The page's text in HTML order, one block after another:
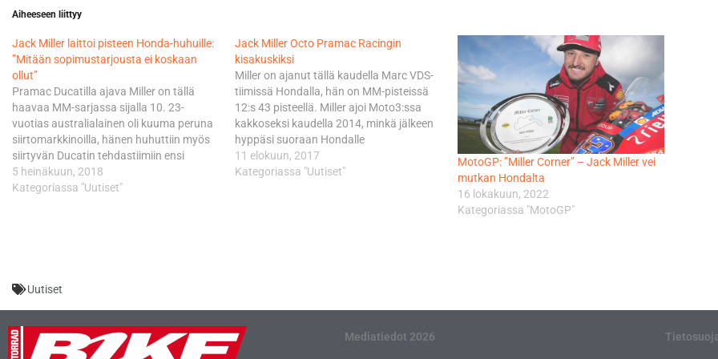
Aiheeseen liittyy
Jack Miller laittoi pisteen Honda-huhuille:
”Mitään sopimustarjousta ei koskaan
ollut”
Pramac Ducatilla ajava Miller on tällä
haavaa MM-sarjassa sijalla 10. 23-
vuotias australialainen oli kuuma peruna
siirtomarkkinoilla, hänen huhuttiin myös
siirtyvän Ducatin tehdastiimiin ensi
kaudeksi. Ducati valitsi kuitenkin Millerin
tallikaverin, kokeneen italialaisen Danilo
5 heinäkuun, 2018
Kategoriassa "Uutiset"
​Jack Miller Octo Pramac Racingin
kisakuskiksi
Miller on ajanut tällä kaudella Marc VDS-
tiimissä Hondalla, hän on MM-pisteissä
12:s 43 pisteellä. Miller ajoi Moto3:ssa
kakkoseksi kaudella 2014, minkä jälkeen
hyppäsi suoraan Hondalle
kuninkuusluokkaan. 2016 hän nappasi
uransa ensimmäisen GP-voiton yllättäen
11 elokuun, 2017
Kategoriassa "Uutiset"
MotoGP: ”Miller Corner” – Jack Miller vei
mutkan Hondalta
16 lokakuun, 2022
Kategoriassa "MotoGP"
Uutiset
Mediatiedot 2026